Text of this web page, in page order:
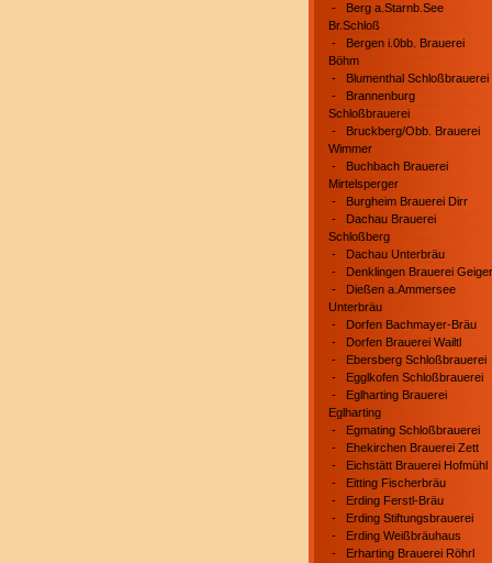
- Berg a.Starnb.See
Br.Schloß
- Bergen i.0bb. Brauerei
Böhm
- Blumenthal Schloßbrauerei
- Brannenburg
Schloßbrauerei
- Bruckberg/Obb. Brauerei
Wimmer
- Buchbach Brauerei
Mirtelsperger
- Burgheim Brauerei Dirr
- Dachau Brauerei
Schloßberg
- Dachau Unterbräu
- Denklingen Brauerei Geiger
- Dießen a.Ammersee
Unterbräu
- Dorfen Bachmayer-Bräu
- Dorfen Brauerei Wailtl
- Ebersberg Schloßbrauerei
- Egglkofen Schloßbrauerei
- Eglharting Brauerei
Eglharting
- Egmating Schloßbrauerei
- Ehekirchen Brauerei Zett
- Eichstätt Brauerei Hofmühl
- Eitting Fischerbräu
- Erding Ferstl-Bräu
- Erding Stiftungsbrauerei
- Erding Weißbräuhaus
- Erharting Brauerei Röhrl